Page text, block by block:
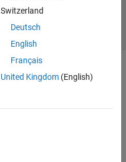
Switzerland
Deutsch
English
Français
United Kingdom(English)